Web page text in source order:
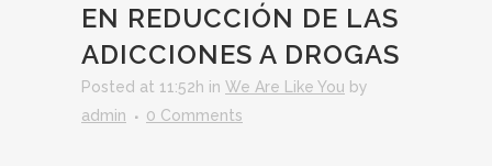
EN REDUCCIÓN DE LAS
ADICCIONES A DROGAS
Posted at 11:52h in We Are Like You by
admin
0 Comments